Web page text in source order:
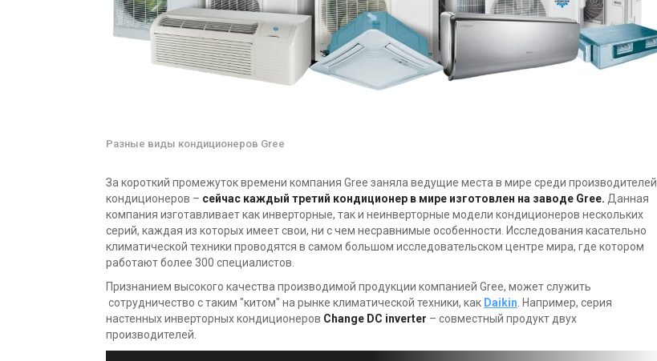
Разные виды кондиционеров Gree
За короткий промежуток времени компания Gree заняла ведущие места в мире среди производителей
кондиционеров – сейчас каждый третий кондиционер в мире изготовлен на заводе Gree. Данная
компания изготавливает как инверторные, так и неинверторные модели кондиционеров нескольких
серий, каждая из которых имеет свои, ни с чем несравнимые особенности. Исследования касательно
климатической техники проводятся в самом большом исследовательском центре мира, где котором
работают более 300 специалистов.
Признанием высокого качества производимой продукции компанией Gree, может служить
сотрудничество с таким "китом" на рынке климатической техники, как Daikin . Например, серия
настенных инверторных кондиционеров Change DC inverter – совместный продукт двух
производителей.